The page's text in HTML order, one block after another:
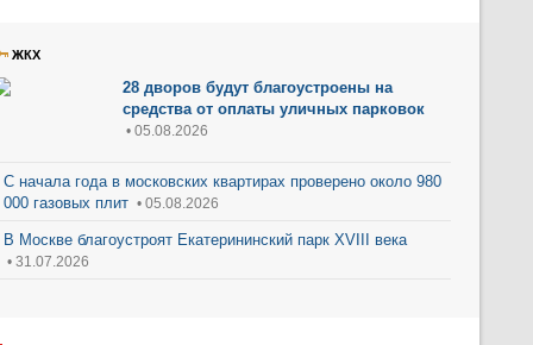
ЖКХ
28 дворов будут благоустроены на
средства от оплаты уличных парковок
• 05.08.2026
С начала года в московских квартирах проверено около 980
000 газовых плит • 05.08.2026
В Москве благоустроят Екатерининский парк XVIII века
• 31.07.2026